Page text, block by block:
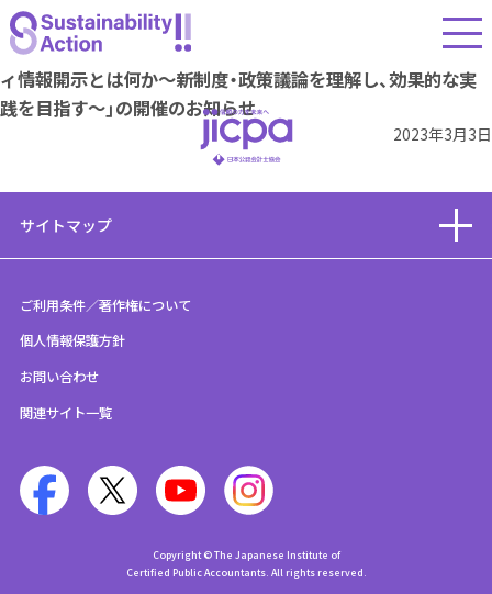
セミナー
JICPAオンラインフォーラム「新時代におけるサステナビリテ
ィ情報開示とは何か～新制度・政策議論を理解し、効果的な実
践を目指す〜」の開催のお知らせ
2023年3月3日
サイトマップ
ご利用条件／著作権について
個人情報保護方針
お問い合わせ
関連サイト一覧
Copyright © The Japanese Institute of
Certified Public Accountants. All rights reserved.